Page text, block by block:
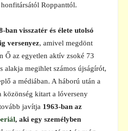
honfitársától Roppanttól.
ban visszatér és élete utolsó
versenyez, amivel megdönt
Ő az egyetlen aktív zsoké 73
alakja megihlet számos újságírót,
a médiában. A háború után a
közönség kitart a lóverseny
javítja 1963-ban az
, aki egy személyben